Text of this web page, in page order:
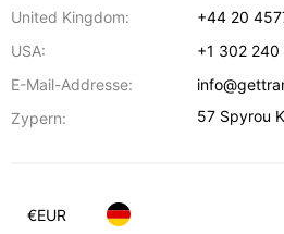
United Kingdom:
+44 20
USA:
+1 302 240
E-Mail-Addresse:
Zypern:
57 Spyrou
€EUR